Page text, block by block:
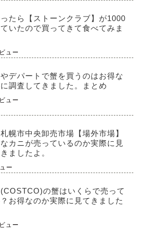
たら【ストーンクラブ】が1000
いたので買ってきて食べてみま
ュー
デパートで蟹を買うのはお得な
調査してきました。まとめ
ュー
幌市中央卸売市場【場外市場】
カニが売っているのか実際に見
ましたよ。
ー
の蟹はいくらで売って
お得なのか実際に見てきました
ュー